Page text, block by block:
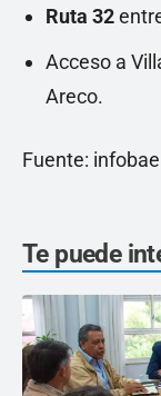
Ruta 32
Acceso a
Areco.
Fuente:
Te puede